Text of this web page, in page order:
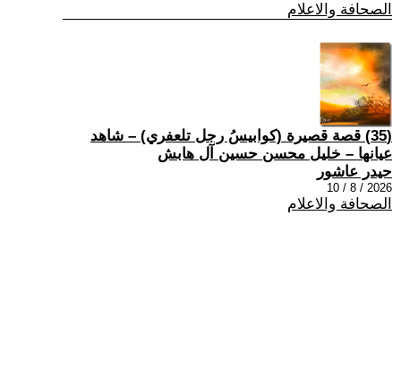
الصحافة والاعلام
(35) قصة قصيرة (كوابيسُ رجل تلعفري) – شاهد
عيانها – خليل محسن حسين آل هابش
حيدر عاشور
2026 / 8 / 10
الصحافة والاعلام